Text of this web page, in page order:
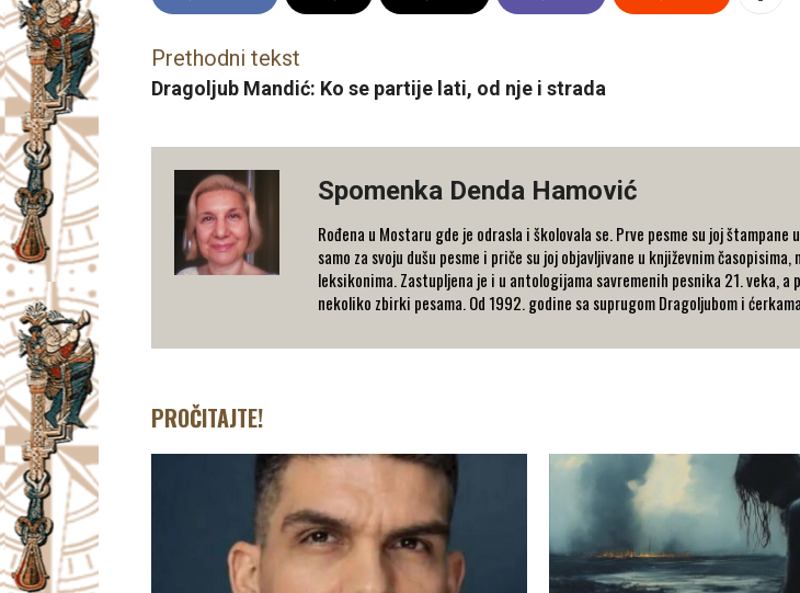
Prethodni tekst
Dragoljub Mandić: Ko se partije lati, od nje i strada
Spomenka Denda Hamović
Rođena u Mostaru gde je odrasla i školovala se. Prve pesme su joj
samo za svoju dušu pesme i priče su joj objavljivane u književnim
leksikonima. Zastupljena je i u antologijama savremenih pesnika 21. veka,
nekoliko zbirki pesama. Od 1992. godine sa suprugom Dragoljubom i
PROČITAJTE!